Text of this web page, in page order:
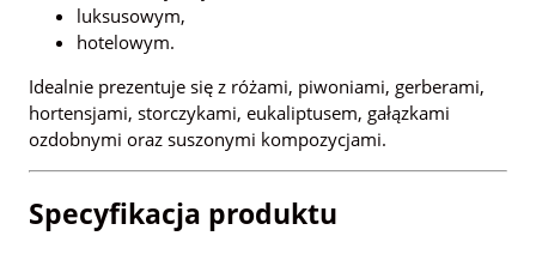
luksusowym,
hotelowym.
Idealnie prezentuje się z różami, piwoniami, gerberami,
hortensjami, storczykami, eukaliptusem, gałązkami
ozdobnymi oraz suszonymi kompozycjami.
Specyfikacja produktu